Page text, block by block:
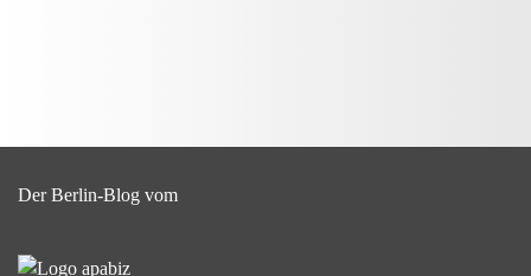
Der Berlin-Blog vom